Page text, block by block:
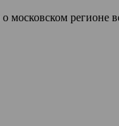
московском